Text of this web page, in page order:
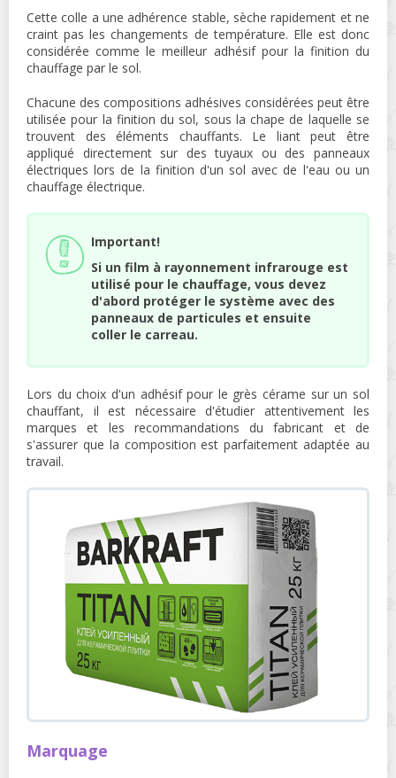
Cette colle a une adhérence stable, sèche rapidement et ne
craint pas les changements de température. Elle est donc
considérée comme le meilleur adhésif pour la finition du
chauffage par le sol.
Chacune des compositions adhésives considérées peut être
utilisée pour la finition du sol, sous la chape de laquelle se
trouvent des éléments chauffants. Le liant peut être
appliqué directement sur des tuyaux ou des panneaux
électriques lors de la finition d'un sol avec de l'eau ou un
chauffage électrique.
Important!
Si un film à rayonnement infrarouge est
utilisé pour le chauffage, vous devez
d'abord protéger le système avec des
panneaux de particules et ensuite
coller le carreau.
Lors du choix d'un adhésif pour le grès cérame sur un sol
chauffant, il est nécessaire d'étudier attentivement les
marques et les recommandations du fabricant et de
s'assurer que la composition est parfaitement adaptée au
travail.
Marquage